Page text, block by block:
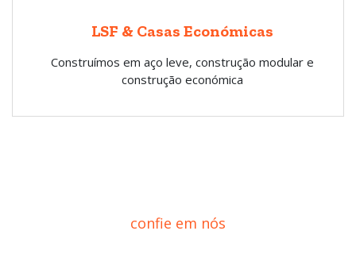
LSF & Casas Económicas
Construímos em aço leve, construção modular e
construção económica
confie em nós